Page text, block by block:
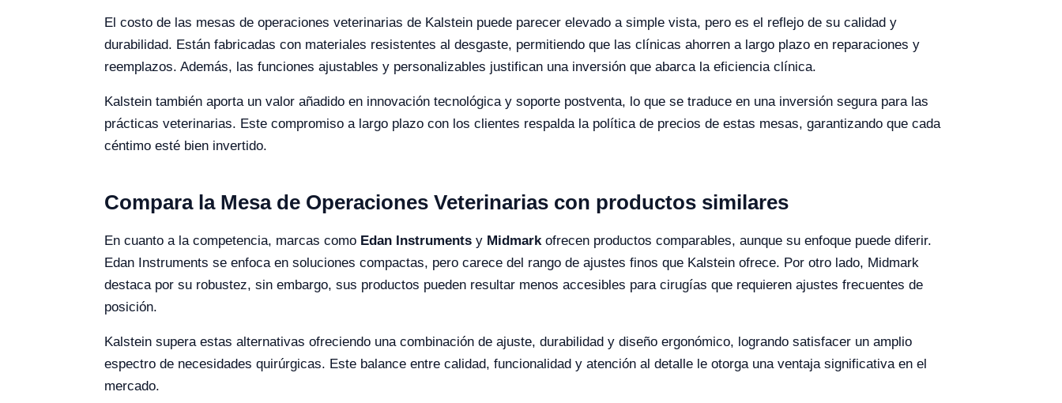
El costo de las mesas de operaciones veterinarias de Kalstein puede parecer elevado a simple vista, pero es el reflejo de su calidad y
durabilidad. Están fabricadas con materiales resistentes al desgaste, permitiendo que las clínicas ahorren a largo plazo en reparaciones y
reemplazos. Además, las funciones ajustables y personalizables justifican una inversión que abarca la eficiencia clínica.
Kalstein también aporta un valor añadido en innovación tecnológica y soporte postventa, lo que se traduce en una inversión segura para las
prácticas veterinarias. Este compromiso a largo plazo con los clientes respalda la política de precios de estas mesas, garantizando que cada
céntimo esté bien invertido.
Compara la Mesa de Operaciones Veterinarias con productos similares
En cuanto a la competencia, marcas como Edan Instruments y Midmarkofrecen productos comparables, aunque su enfoque puede diferir.
Edan Instruments se enfoca en soluciones compactas, pero carece del rango de ajustes finos que Kalstein ofrece. Por otro lado, Midmark
destaca por su robustez, sin embargo, sus productos pueden resultar menos accesibles para cirugías que requieren ajustes frecuentes de
posición.
Kalstein supera estas alternativas ofreciendo una combinación de ajuste, durabilidad y diseño ergonómico, logrando satisfacer un amplio
espectro de necesidades quirúrgicas. Este balance entre calidad, funcionalidad y atención al detalle le otorga una ventaja significativa en el
mercado.